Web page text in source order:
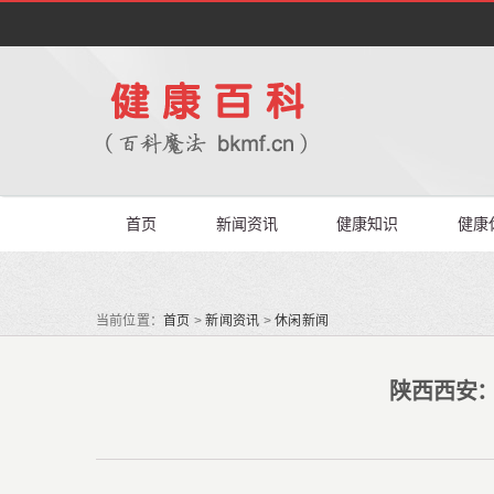
首页 新闻资讯 健康知识 健康
当前位置：首页 >新闻资讯 >休闲新闻
陕西西安